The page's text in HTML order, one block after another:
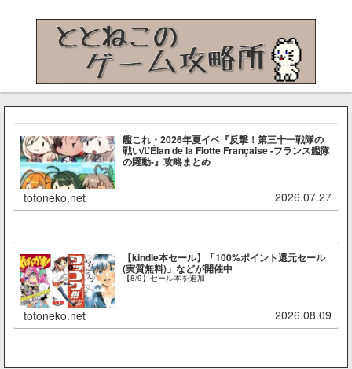
艦これ・2026年夏イベ『反撃！第三十一戦隊の
戦い/L’Élan de la Flotte Française -フランス艦隊
の躍動-』攻略まとめ
totoneko.net 2026.07.27
【kindle本セール】「100%ポイント還元セール
(実質無料)」などが開催中
【8/9】セール本を追加
totoneko.net 2026.08.09